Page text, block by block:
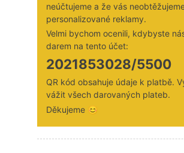
neúčtujeme a že vás
personalizované reklamy.
Velmi bychom ocenili, kdybyste
darem na tento účet:
2021853028/5500
QR kód obsahuje údaje k platbě.
vážit všech darovaných plateb.
Děkujeme 😊